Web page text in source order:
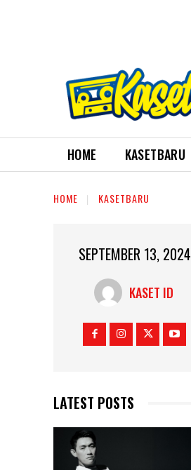
HOME KASETBARU
HOME KASETBARU
SEPTEMBER 13, 2024
KASET ID
LATEST POSTS